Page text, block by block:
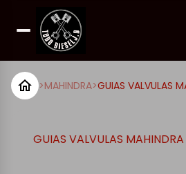
>MAHINDRA>GUIAS VALVULAS
GUIAS VALVULAS MAHINDRA